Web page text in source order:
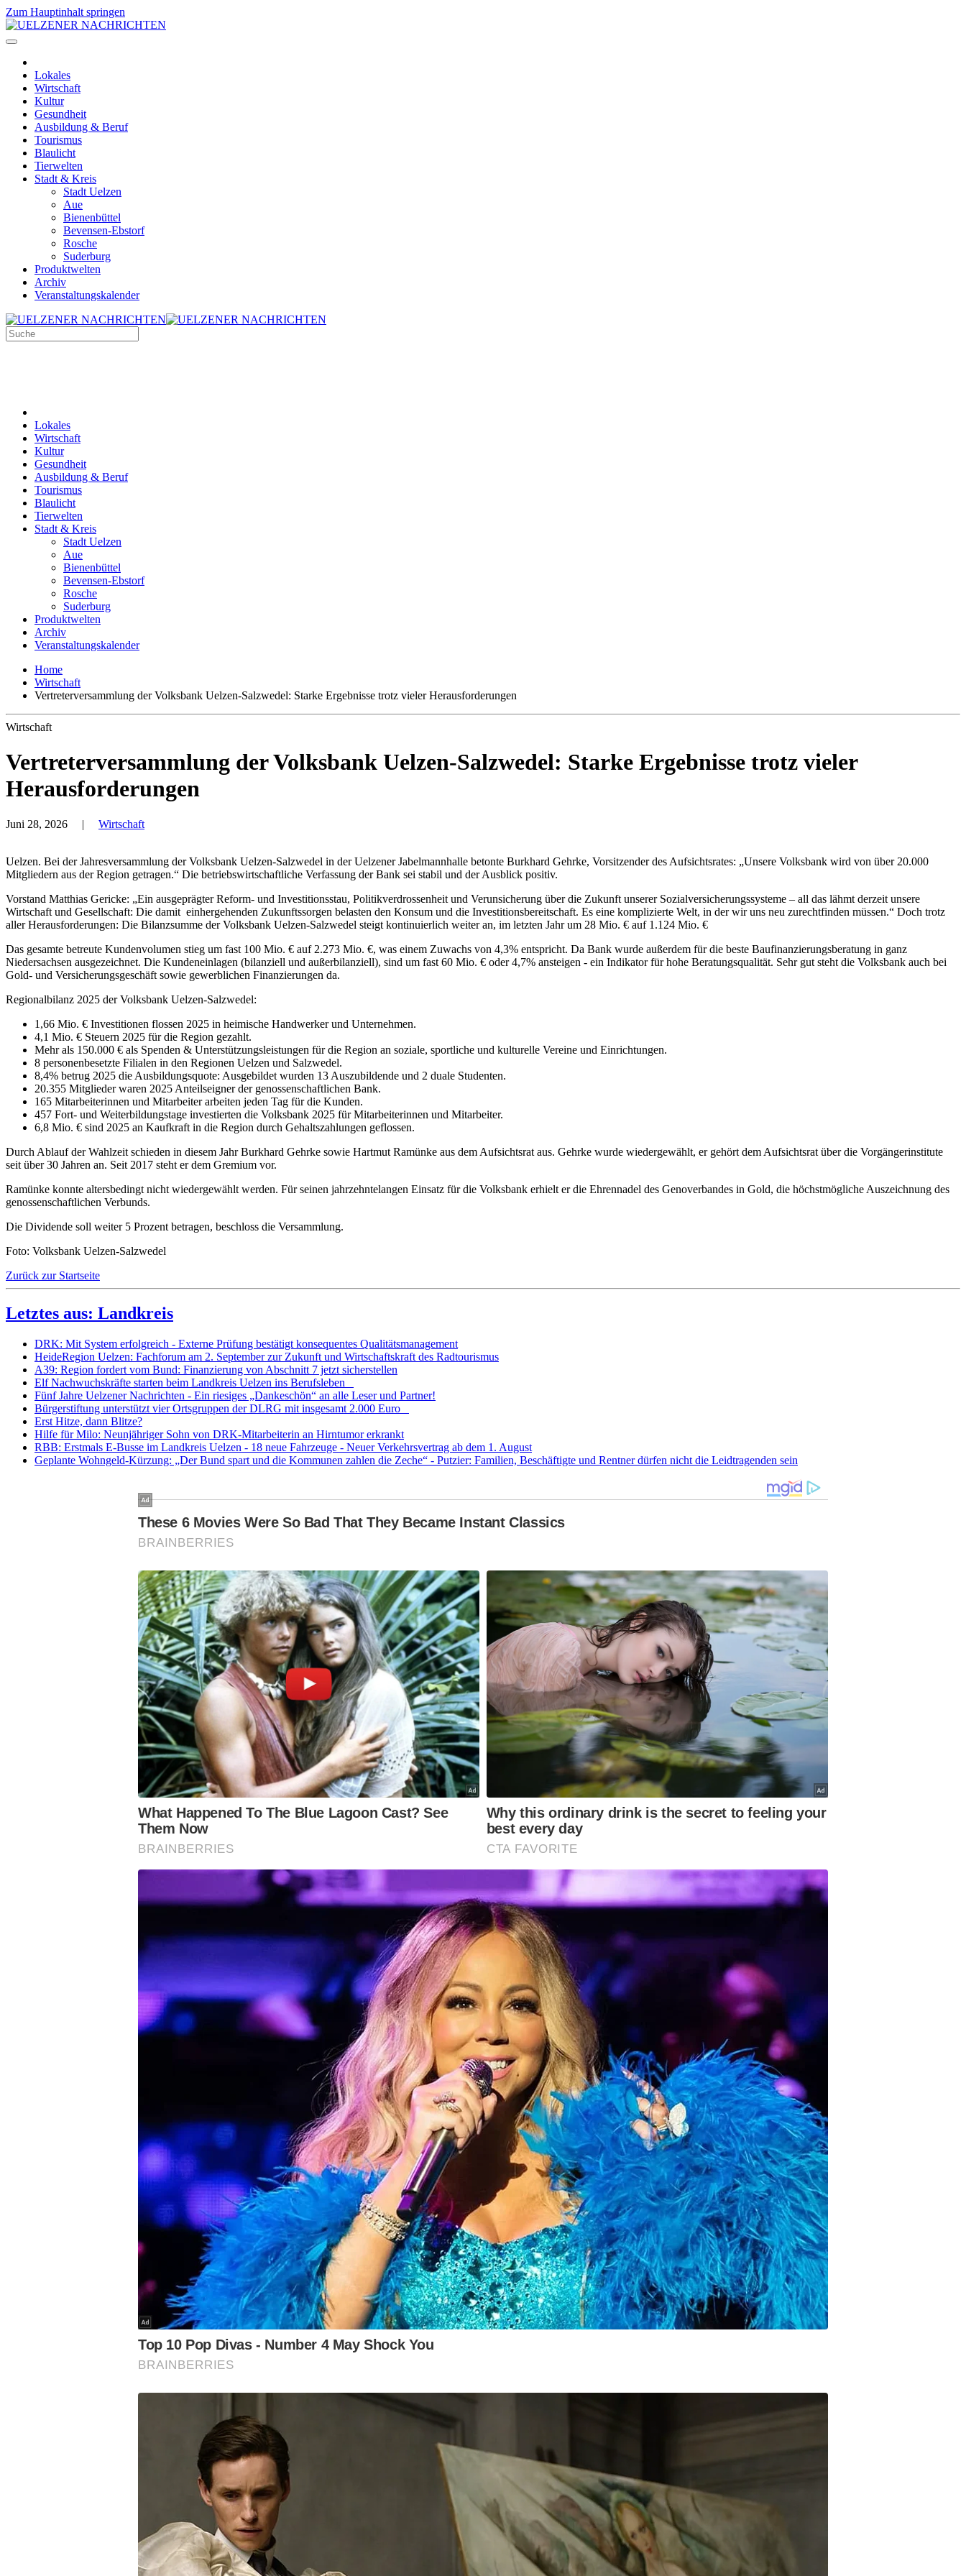
Zum Hauptinhalt springen
Lokales
Wirtschaft
Kultur
Gesundheit
Ausbildung & Beruf
Tourismus
Blaulicht
Tierwelten
Stadt & Kreis
Stadt Uelzen
Aue
Bienenbüttel
Bevensen-Ebstorf
Rosche
Suderburg
Produktwelten
Archiv
Veranstaltungskalender
Lokales
Wirtschaft
Kultur
Gesundheit
Ausbildung & Beruf
Tourismus
Blaulicht
Tierwelten
Stadt & Kreis
Stadt Uelzen
Aue
Bienenbüttel
Bevensen-Ebstorf
Rosche
Suderburg
Produktwelten
Archiv
Veranstaltungskalender
Home
Wirtschaft
Vertreterversammlung der Volksbank Uelzen-Salzwedel: Starke Ergebnisse trotz vieler Herausforderungen
Wirtschaft
Vertreterversammlung der Volksbank Uelzen-Salzwedel: Starke Ergebnisse trotz vieler
Herausforderungen
Juni 28, 2026 | Wirtschaft
Uelzen. Bei der Jahresversammlung der Volksbank Uelzen-Salzwedel in der Uelzener Jabelmannhalle betonte Burkhard Gehrke, Vorsitzender des Aufsichtsrates: „Unsere Volksbank wird von über 20.000
Mitgliedern aus der Region getragen.“ Die betriebswirtschaftliche Verfassung der Bank sei stabil und der Ausblick positiv.
Vorstand Matthias Gericke: „Ein ausgeprägter Reform- und Investitionsstau, Politikverdrossenheit und Verunsicherung über die Zukunft unserer Sozialversicherungssysteme – all das lähmt derzeit unsere
Wirtschaft und Gesellschaft: Die damit einhergehenden Zukunftssorgen belasten den Konsum und die Investitionsbereitschaft. Es eine komplizierte Welt, in der wir uns neu zurechtfinden müssen.“ Doch trotz
aller Herausforderungen: Die Bilanzsumme der Volksbank Uelzen-Salzwedel steigt kontinuierlich weiter an, im letzten Jahr um 28 Mio. € auf 1.124 Mio. €
Das gesamte betreute Kundenvolumen stieg um fast 100 Mio. € auf 2.273 Mio. €, was einem Zuwachs von 4,3% entspricht. Da Bank wurde außerdem für die beste Baufinanzierungsberatung in ganz
Niedersachsen ausgezeichnet. Die Kundeneinlagen (bilanziell und außerbilanziell), sind um fast 60 Mio. € oder 4,7% ansteigen - ein Indikator für hohe Beratungsqualität. Sehr gut steht die Volksbank auch bei
Gold- und Versicherungsgeschäft sowie gewerblichen Finanzierungen da.
Regionalbilanz 2025 der Volksbank Uelzen-Salzwedel:
1,66 Mio. € Investitionen flossen 2025 in heimische Handwerker und Unternehmen.
4,1 Mio. € Steuern 2025 für die Region gezahlt.
Mehr als 150.000 € als Spenden & Unterstützungsleistungen für die Region an soziale, sportliche und kulturelle Vereine und Einrichtungen.
8 personenbesetzte Filialen in den Regionen Uelzen und Salzwedel.
8,4% betrug 2025 die Ausbildungsquote: Ausgebildet wurden 13 Auszubildende und 2 duale Studenten.
20.355 Mitglieder waren 2025 Anteilseigner der genossenschaftlichen Bank.
165 Mitarbeiterinnen und Mitarbeiter arbeiten jeden Tag für die Kunden.
457 Fort- und Weiterbildungstage investierten die Volksbank 2025 für Mitarbeiterinnen und Mitarbeiter.
6,8 Mio. € sind 2025 an Kaufkraft in die Region durch Gehaltszahlungen geflossen.
Durch Ablauf der Wahlzeit schieden in diesem Jahr Burkhard Gehrke sowie Hartmut Ramünke aus dem Aufsichtsrat aus. Gehrke wurde wiedergewählt, er gehört dem Aufsichtsrat über die Vorgängerinstitute
seit über 30 Jahren an. Seit 2017 steht er dem Gremium vor.
Ramünke konnte altersbedingt nicht wiedergewählt werden. Für seinen jahrzehntelangen Einsatz für die Volksbank erhielt er die Ehrennadel des Genoverbandes in Gold, die höchstmögliche Auszeichnung des
genossenschaftlichen Verbunds.
Die Dividende soll weiter 5 Prozent betragen, beschloss die Versammlung.
Foto: Volksbank Uelzen-Salzwedel
Zurück zur Startseite
Letztes aus: Landkreis
DRK: Mit System erfolgreich - Externe Prüfung bestätigt konsequentes Qualitätsmanagement
HeideRegion Uelzen: Fachforum am 2. September zur Zukunft und Wirtschaftskraft des Radtourismus
A39: Region fordert vom Bund: Finanzierung von Abschnitt 7 jetzt sicherstellen
Elf Nachwuchskräfte starten beim Landkreis Uelzen ins Berufsleben
Fünf Jahre Uelzener Nachrichten - Ein riesiges „Dankeschön“ an alle Leser und Partner!
Bürgerstiftung unterstützt vier Ortsgruppen der DLRG mit insgesamt 2.000 Euro
Erst Hitze, dann Blitze?
Hilfe für Milo: Neunjähriger Sohn von DRK-Mitarbeiterin an Hirntumor erkrankt
RBB: Erstmals E-Busse im Landkreis Uelzen - 18 neue Fahrzeuge - Neuer Verkehrsvertrag ab dem 1. August
Geplante Wohngeld-Kürzung: „Der Bund spart und die Kommunen zahlen die Zeche“ - Putzier: Familien, Beschäftigte und Rentner dürfen nicht die Leidtragenden sein